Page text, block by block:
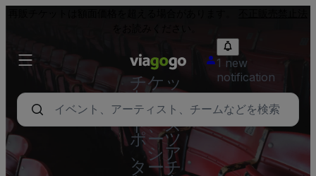
チケッ
ト - コ
ンサー
ト、ス
ポーツ
、シア
ターチ
1 new
notification